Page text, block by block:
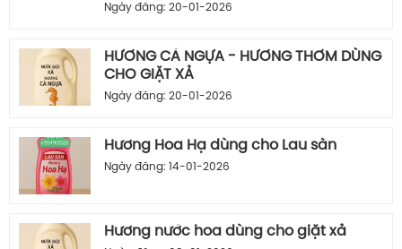
Ngày đăng: 20-01-2026
HƯƠNG CÁ NGỰA - HƯƠNG THƠM DÙNG
CHO GIẶT XẢ
Ngày đăng: 20-01-2026
Hương Hoa Hạ dùng cho Lau sàn
Ngày đăng: 14-01-2026
Hương nước hoa dùng cho giặt xả